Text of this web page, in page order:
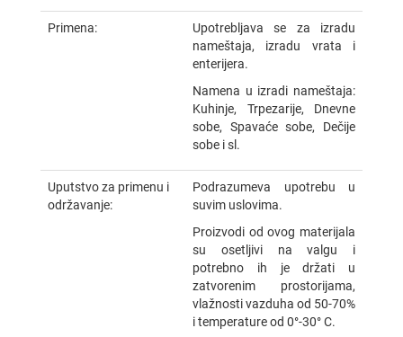
Primena:
Upotrebljava se za izradu
nameštaja, izradu vrata i
enterijera.
Namena u izradi nameštaja:
Kuhinje, Trpezarije, Dnevne
sobe, Spavaće sobe, Dečije
sobe i sl.
Uputstvo za primenu i
održavanje:
Podrazumeva upotrebu u
suvim uslovima.
Proizvodi od ovog materijala
su osetljivi na valgu i
potrebno ih je držati u
zatvorenim prostorijama,
vlažnosti vazduha od 50-70%
i temperature od 0°-30° C.